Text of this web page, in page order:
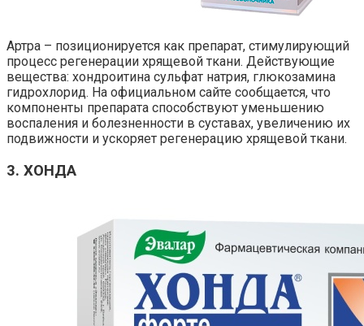
Артра – позиционируется как препарат, стимулирующий
процесс регенерации хрящевой ткани. Действующие
вещества: хондроитина сульфат натрия, глюкозамина
гидрохлорид. На официальном сайте сообщается, что
компоненты препарата способствуют уменьшению
воспаления и болезненности в суставах, увеличению их
подвижности и ускоряет регенерацию хрящевой ткани.
3. ХОНДА